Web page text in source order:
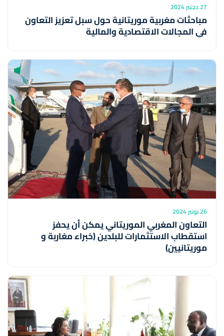
27 دجنبر 2024
مباحثات مغربية موريتانية حول سبل تعزيز التعاون
في المجالات الاقتصادية والمالية
26 نونبر 2024
التعاون المغربي الموريتاني يمكن أن يحفز
استقطاب الاستثمارات للبلدين (خبراء مغاربة و
موريتانيين)